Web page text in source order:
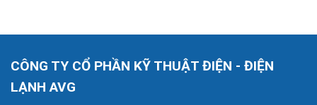
CÔNG TY CỔ PHẦN KỸ THUẬT ĐIỆN - ĐIỆN
LẠNH AVG